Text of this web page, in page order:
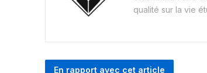
qualité sur la vie
En rapport avec cet article